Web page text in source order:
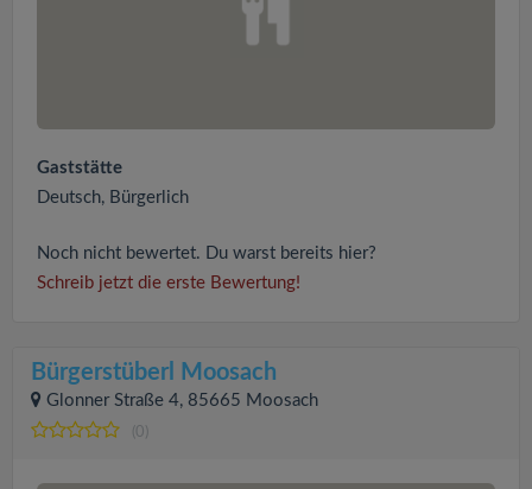
Gaststätte
Deutsch, Bürgerlich
Noch nicht bewertet. Du warst bereits hier?
Schreib jetzt die erste Bewertung!
Bürgerstüberl Moosach
Glonner Straße 4, 85665 Moosach
(0)